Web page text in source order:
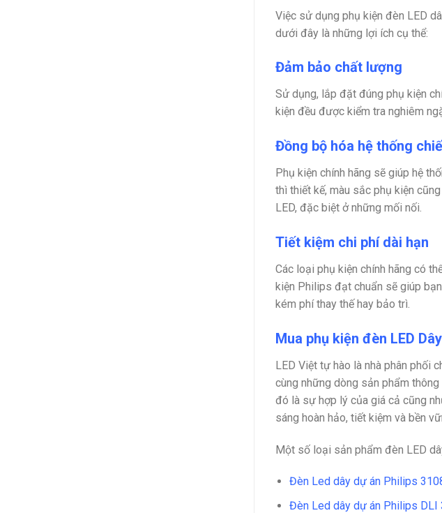
Việc sử dụng phụ kiện đèn LED
dưới đây là những lợi ích cụ thể:
Đảm bảo chất lượng
Sử dụng, lắp đặt đúng phụ kiện
kiện đều được kiểm tra nghiêm
Đồng bộ hóa hệ thống
Phụ kiện chính hãng sẽ giúp hệ
thì thiết kế, màu sắc phụ kiện
LED, đặc biệt ở những mối nối.
Tiết kiệm chi phí dài hạn
Các loại phụ kiện chính hãng có
kiện Philips đạt chuẩn sẽ giúp
kém phí thay thế hay bảo trì.
Mua phụ kiện đèn LED
LED Việttự hào là nhà phân phối
cùng những dòng sản phẩm
đó là sự hợp lý của giá cả cũng
sáng hoàn hảo, tiết kiệm và bền
Một số loại sản phẩm đèn LED
Đèn Led dây dự án Philips
Đèn Led dây dự án Philips DLI